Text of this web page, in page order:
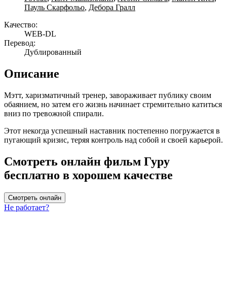
Пауль Скарфольо, Дебора Гралл
Качество:
WEB-DL
Перевод:
Дублированный
Описание
Мэтт, харизматичный тренер, завораживает публику своим
обаянием, но затем его жизнь начинает стремительно катиться
вниз по тревожной спирали.
Этот некогда успешный наставник постепенно погружается в
пугающий кризис, теряя контроль над собой и своей карьерой.
Смотреть онлайн фильм Гуру
бесплатно в хорошем качестве
Смотреть онлайн
Не работает?